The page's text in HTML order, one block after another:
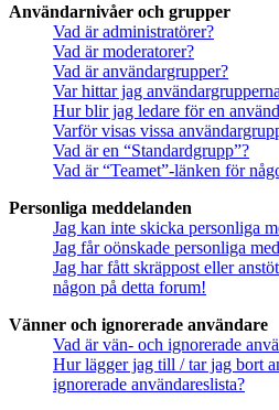
Användarnivåer och grupper
Vad är administratörer?
Vad är moderatorer?
Vad är användargrupper?
Var hittar jag
Hur blir jag ledare för en
Varför visas vissa
Vad är en “Standardgrupp”?
Vad är “Teamet”-länken för
Personliga meddelanden
Jag kan inte skicka personliga
Jag får oönskade personliga
Jag har fått skräppost eller
någon på detta forum!
Vänner och ignorerade användare
Vad är vän- och ignorerade
Hur lägger jag till / tar jag bort
ignorerade användareslista?